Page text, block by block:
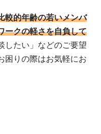
較的年齢の若いメンバ
ークの軽さを自負して
したい」などのご要望
困りの際はお気軽にお